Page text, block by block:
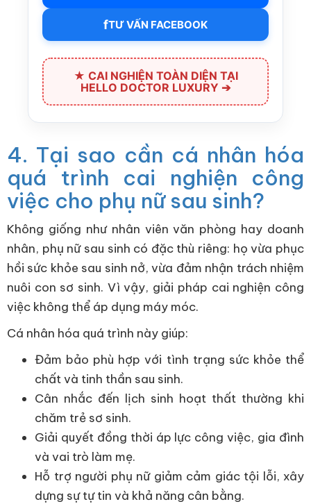
fTƯ VẤN FACEBOOK
★ CAI NGHIỆN TOÀN DIỆN TẠI
HELLO DOCTOR LUXURY ➔
4. Tại sao cần cá nhân hóa
quá trình cai nghiện công
việc cho phụ nữ sau sinh?
Không giống như nhân viên văn phòng hay doanh
nhân, phụ nữ sau sinh có đặc thù riêng: họ vừa phục
hồi sức khỏe sau sinh nở, vừa đảm nhận trách nhiệm
nuôi con sơ sinh. Vì vậy, giải pháp cai nghiện công
việc không thể áp dụng máy móc.
Cá nhân hóa quá trình này giúp:
Đảm bảo phù hợp với tình trạng sức khỏe thể
chất và tinh thần sau sinh.
Cân nhắc đến lịch sinh hoạt thất thường khi
chăm trẻ sơ sinh.
Giải quyết đồng thời áp lực công việc, gia đình
và vai trò làm mẹ.
Hỗ trợ người phụ nữ giảm cảm giác tội lỗi, xây
dựng sự tự tin và khả năng cân bằng.